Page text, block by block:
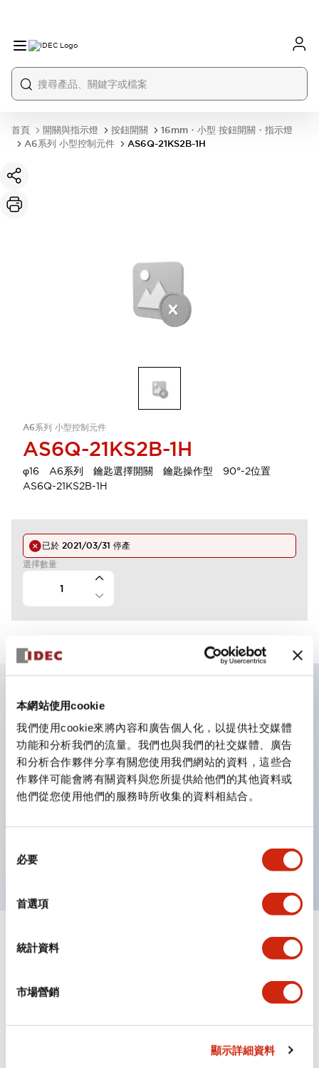
本網站使用cookie
我們使用cookie來將內容和廣告個人化，以提供社交媒體
功能和分析我們的流量。我們也與我們的社交媒體、廣告
和分析合作夥伴分享有關您使用我們網站的資料，這些合
作夥伴可能會將有關資料與您所提供給他們的其他資料或
他們從您使用他們的服務時所收集的資料相結合。
必要
首選項
統計資料
市場營銷
顯示詳細資料
首頁 開關與指示燈 按鈕開關
16mm・小型 按鈕開關・指示燈
A6系列 小型控制元件
AS6Q-21KS2B-1H
A6系列 小型控制元件
AS6Q-21KS2B-1H
φ16 A6系列 鑰匙選擇開關 鑰匙操作型 90°-2位置
AS6Q-21KS2B-1H
已於 2021/03/31 停產
選擇數量
主要特點
適用於從民生到FA領域的廣泛用途
LED照明單元內置限流電阻和二極體
防護結構具備IP40和IP65等級。（IEC 60529）
可使用專用配件輕鬆更換為Φ22閃光輪廓
文件和檔案